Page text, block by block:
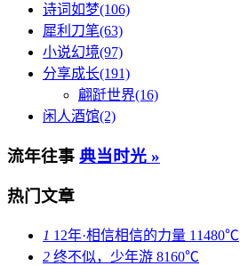
诗词如梦(106)
犀利刀笔(63)
小说幻境(97)
分享成长(191)
翩跹世界(16)
闲人酒馆(2)
流年往事 典当时光 »
热门文章
1 12年·相信相信的力量 11480℃
2 终不似，少年游 8160℃